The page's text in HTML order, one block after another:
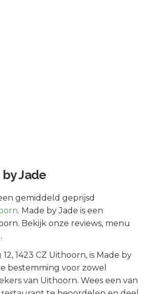
Jade
gemiddeld geprijsd
. Made by Jade is een
Bekijk onze reviews, menu
12, 1423 CZ Uithoorn, is Made by
bestemming voor zowel
van Uithoorn. Wees een van